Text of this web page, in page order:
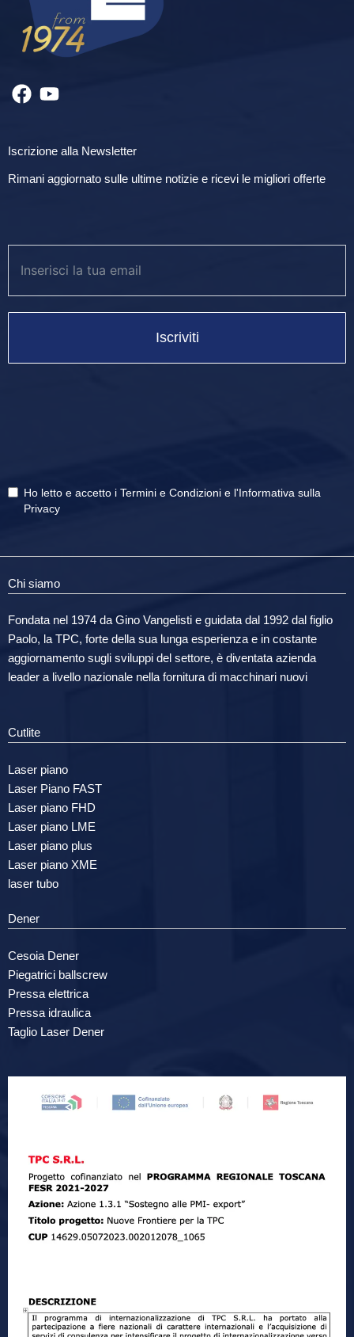
Iscrizione alla Newsletter
Rimani aggiornato sulle ultime notizie e ricevi le migliori offerte
Iscriviti
Ho letto e accetto i Termini e Condizioni e l'Informativa sulla
Privacy
Chi siamo
Fondata nel 1974 da Gino Vangelisti e guidata dal 1992 dal figlio
Paolo, la TPC, forte della sua lunga esperienza e in costante
aggiornamento sugli sviluppi del settore, è diventata azienda
leader a livello nazionale nella fornitura di macchinari nuovi
Cutlite
Laser piano
Laser Piano FAST
Laser piano FHD
Laser piano LME
Laser piano plus
Laser piano XME
laser tubo
Dener
Cesoia Dener
Piegatrici ballscrew
Pressa elettrica
Pressa idraulica
Taglio Laser Dener